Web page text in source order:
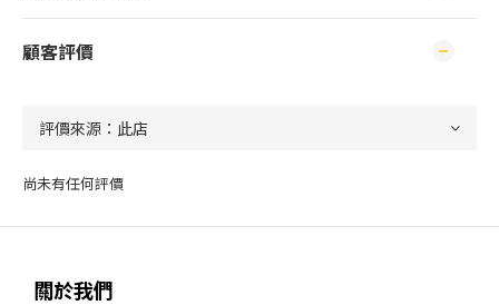
顧客評價
尚未有任何評價
關於我們